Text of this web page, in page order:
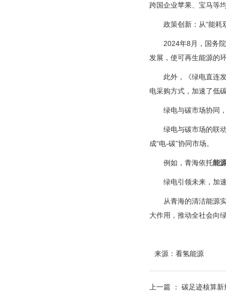
跨国企业苹果、宝马等
政策创新：从“能耗
2024年8月，国务
发展，使可再生能源的
此外，《绿电直连
电采购方式，加速了低
绿电与碳市场协同
绿电与碳市场的联
成“电-碳”协同市场。
例如，青海依托能
绿电引领未来，加
从青海的清洁能源
大作用，推动全社会向
来源：看氢能源
上一篇 ： 碳足迹核算